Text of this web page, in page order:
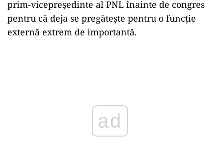
prim-vicepreședinte al PNL înainte de congres
pentru că deja se pregătește pentru o funcție
externă extrem de importantă.